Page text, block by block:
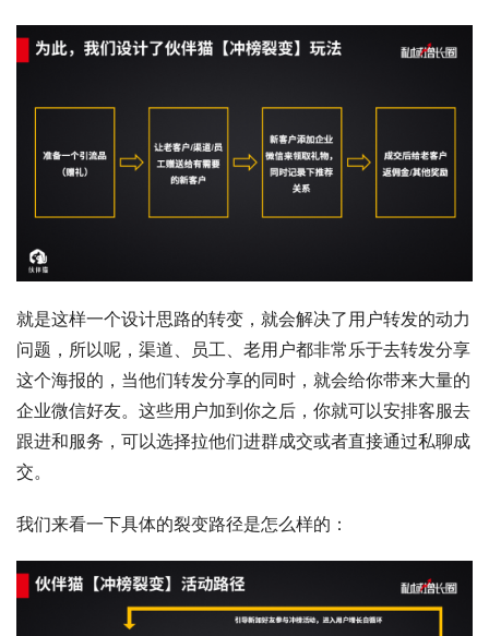
就是这样一个设计思路的转变，就会解决了用户转发的动力
问题，所以呢，渠道、员工、老用户都非常乐于去转发分享
这个海报的，当他们转发分享的同时，就会给你带来大量的
企业微信好友。这些用户加到你之后，你就可以安排客服去
跟进和服务，可以选择拉他们进群成交或者直接通过私聊成
交。
我们来看一下具体的裂变路径是怎么样的：